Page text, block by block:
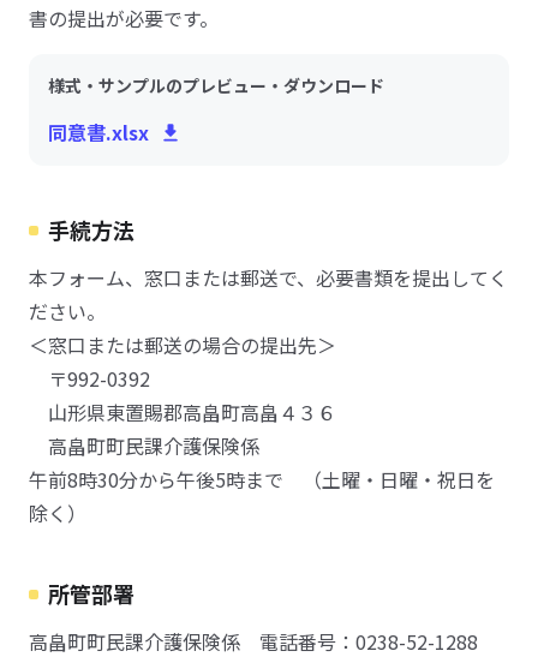
書の提出が必要です。
様式・サンプルのプレビュー・ダウンロード
同意書.xlsx
手続方法
本フォーム、窓口または郵送で、必要書類を提出してく
ださい。
＜窓口または郵送の場合の提出先＞
〒992-0392
山形県東置賜郡高畠町高畠４３６
高畠町町民課介護保険係
午前8時30分から午後5時まで （土曜・日曜・祝日を
除く）
所管部署
高畠町町民課介護保険係 電話番号：0238-52-1288